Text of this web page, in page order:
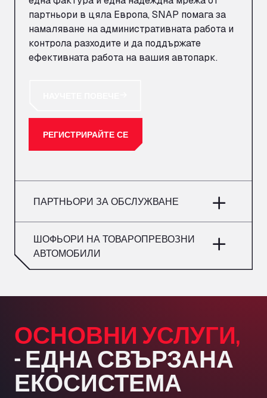
партньори в цяла Европа, SNAP помага за
намаляване на административната работа и
контрола разходите и да поддържате
ефективната работа на вашия автопарк.
РЕГИСТРИРАЙТЕ СЕ
ПАРТНЬОРИ ЗА ОБСЛУЖВАНЕ
ШОФЬОРИ НА ТОВАРОПРЕВОЗНИ
АВТОМОБИЛИ
ОСНОВНИ УСЛУГИ,
– ЕДНА СВЪРЗАНА
ЕКОСИСТЕМА